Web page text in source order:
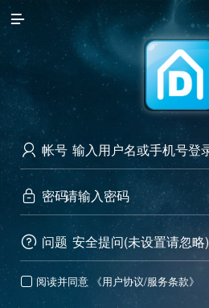

访问电脑版

 帐号
 密码
 问题 安全提问(未设置请忽略)
 阅读并同意 《用户协议/服务条款》